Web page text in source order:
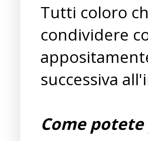
Tutti coloro
condividere
successiva
Come